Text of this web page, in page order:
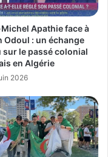
Apathie face à
Odoul : un échange
sur le passé colonial
en Algérie
2026